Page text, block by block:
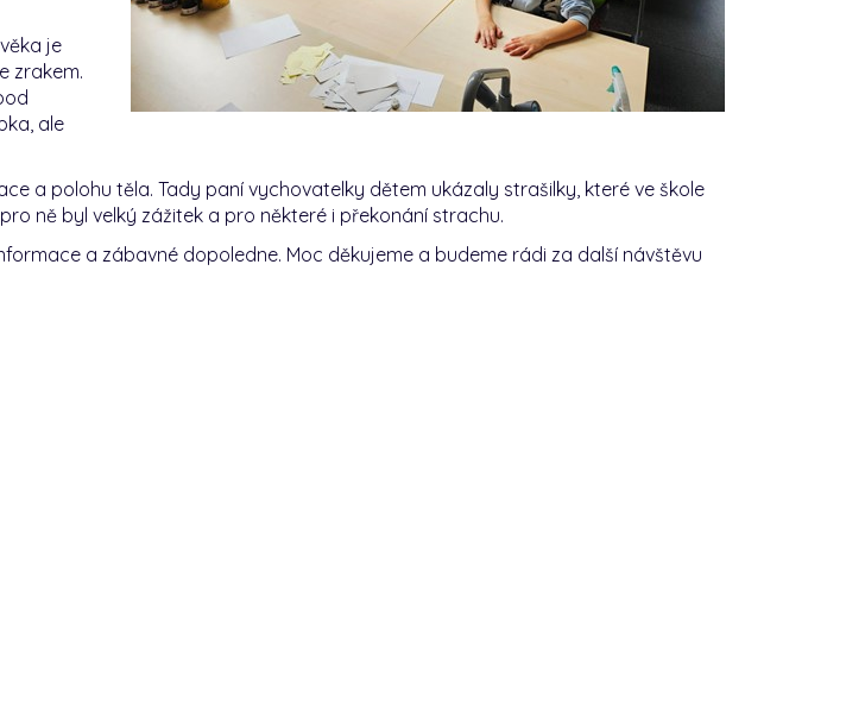
je
zrakem.
ale
a polohu těla. Tady paní vychovatelky dětem ukázaly strašilky, které ve škole
ně byl velký zážitek a pro některé i překonání strachu.
a zábavné dopoledne. Moc děkujeme a budeme rádi za další návštěvu